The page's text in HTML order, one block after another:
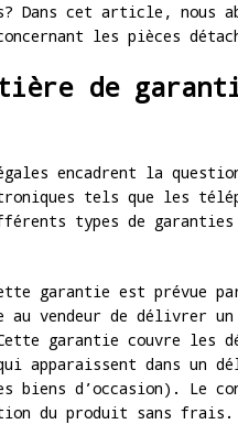
Dans cet article, nous
les pièces
de
encadrent la
tels que les
types de garanties
garantie est prévue
au vendeur de délivrer
garantie couvre les
apparaissent dans un
d’occasion). Le
du produit sans frais.